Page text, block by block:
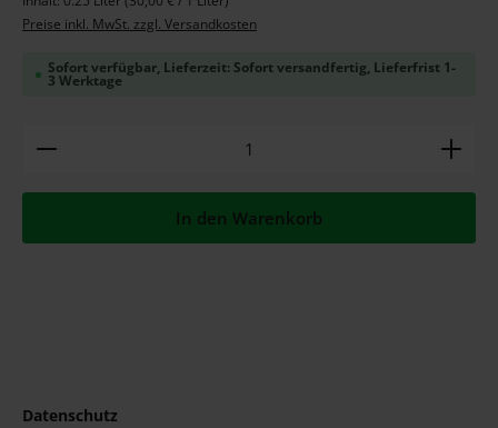
Preise inkl. MwSt. zzgl. Versandkosten
Sofort verfügbar, Lieferzeit: Sofort versandfertig, Lieferfrist 1-
3 Werktage
Produkt Anzahl: Gib den gewünschten Wert ein
In den Warenkorb
Datenschutz